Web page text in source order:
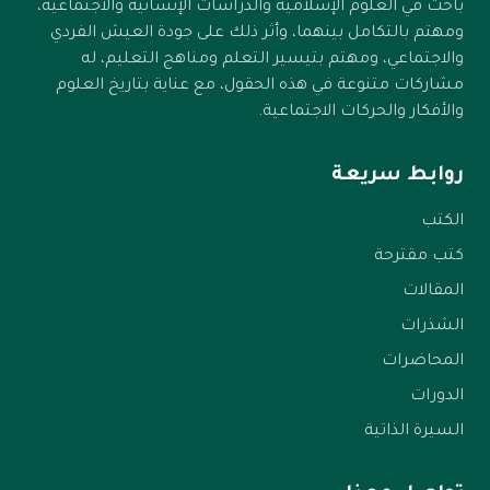
كلما أخذت فرصتك في هذا النوع من الجموح، وكلما أخذ
ولدك فرصته فيه= استطاع أن يخوض برجولته رحلة
الحياة، فالحياة كلها لعب رغم الإصابة، وعيش بمصاحبة
الألم، وفخر بالاجتياز، وذلك الخليط العجيب من اللذة
للمباراة التالية، تحتاج شيئا واحدًا فقط: أن يكون الذي
باحث في العلوم الإسلامية والدراسات الإنسانية والاجتماعية،
ومهتم بالتكامل بينهما، وأثر ذلك على جودة العيش الفردي
والاجتماعي، ومهتم بتيسير التعلم ومناهج التعليم، له
مشاركات متنوعة في هذه الحقول، مع عناية بتاريخ العلوم
والأفكار والحركات الاجتماعية.
روابط سريعة
الكتب
كتب مقترحة
المقالات
الشذرات
المحاضرات
الدورات
السيرة الذاتية